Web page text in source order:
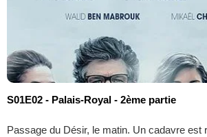
S01E02 - Palais-Royal - 2ème partie
Passage du Désir, le matin. Un cadavre est